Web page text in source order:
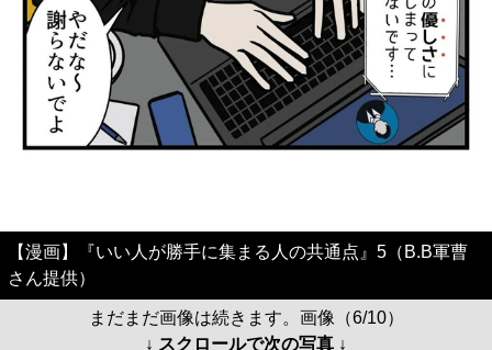
【漫画】『いい人が勝手に集まる人の共通点』5（B.B軍曹
さん提供）
まだまだ画像は続きます。画像（6/10）
↓ スクロールで次の写真 ↓